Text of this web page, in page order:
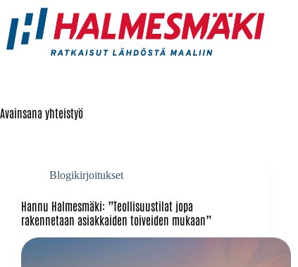
Avainsana yhteistyö
Blogikirjoitukset
Hannu Halmesmäki: ”Teollisuustilat jopa
rakennetaan asiakkaiden toiveiden mukaan”